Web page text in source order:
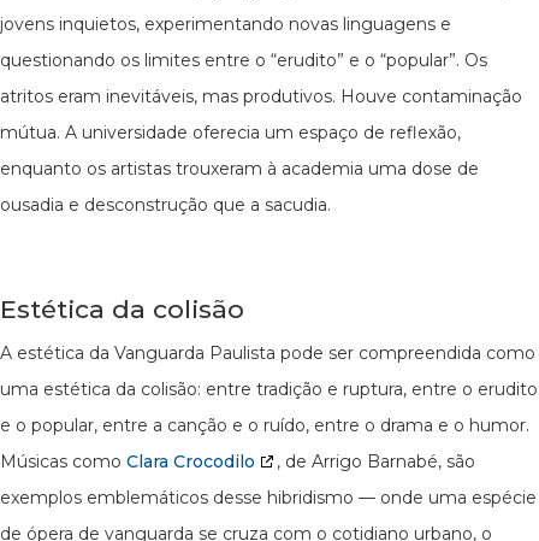
jovens inquietos, experimentando novas linguagens e
questionando os limites entre o “erudito” e o “popular”. Os
atritos eram inevitáveis, mas produtivos. Houve contaminação
mútua. A universidade oferecia um espaço de reflexão,
enquanto os artistas trouxeram à academia uma dose de
ousadia e desconstrução que a sacudia.
Estética da colisão
A estética da Vanguarda Paulista pode ser compreendida como
uma estética da colisão: entre tradição e ruptura, entre o erudito
e o popular, entre a canção e o ruído, entre o drama e o humor.
Músicas como Clara Crocodilo
, de Arrigo Barnabé, são
exemplos emblemáticos desse hibridismo — onde uma espécie
de ópera de vanguarda se cruza com o cotidiano urbano, o